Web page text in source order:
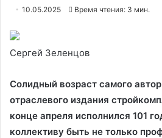
10.05.2025 Время чтения: 3 мин.
Сергей Зеленцов
Солидный возраст самого
отраслевого издания
конце апреля исполнился 101
коллективу быть не только